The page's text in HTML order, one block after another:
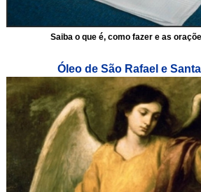
Saiba o que é, como fazer e as
Óleo de São Rafael e